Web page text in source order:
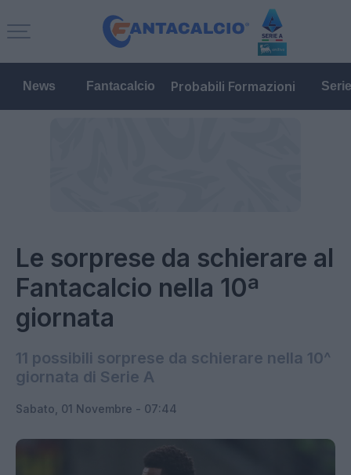
News Fantacalcio Probabili Formazioni
Le sorprese da schierare al
Fantacalcio nella 10ª
giornata
11 possibili sorprese da schierare nella 10^
giornata di Serie A
Sabato, 01 Novembre - 07:44